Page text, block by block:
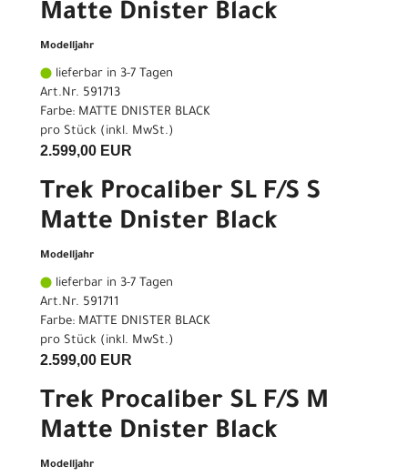
Matte Dnister Black
Modelljahr
lieferbar in 3-7 Tagen
Art.Nr. 591713
Farbe: MATTE DNISTER BLACK
pro Stück (inkl. MwSt.)
2.599,00 EUR
Trek Procaliber SL F/S S
Matte Dnister Black
Modelljahr
lieferbar in 3-7 Tagen
Art.Nr. 591711
Farbe: MATTE DNISTER BLACK
pro Stück (inkl. MwSt.)
2.599,00 EUR
Trek Procaliber SL F/S M
Matte Dnister Black
Modelljahr